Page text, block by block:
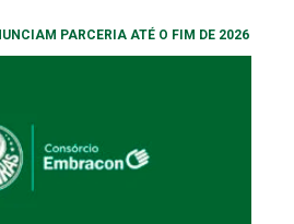
PARCERIA ATÉ O FIM DE 2026